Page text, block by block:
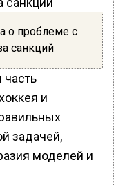
о проблеме с
санкций
и
задачей,
моделей и